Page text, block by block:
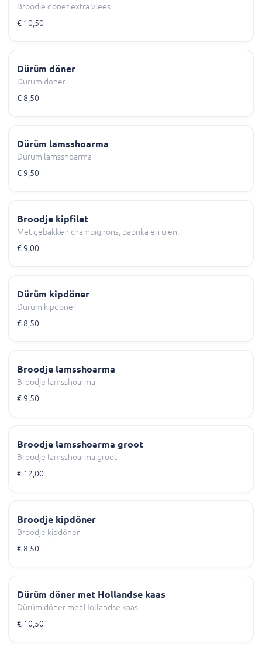
Broodje döner extra vlees
€ 10,50
Dürüm döner
Dürüm döner
€ 8,50
Dürüm lamsshoarma
Dürüm lamsshoarma
€ 9,50
Broodje kipfilet
Met gebakken champignons, paprika en uien.
€ 9,00
Dürüm kipdöner
Dürüm kipdöner
€ 8,50
Broodje lamsshoarma
Broodje lamsshoarma
€ 9,50
Broodje lamsshoarma groot
Broodje lamsshoarma groot
€ 12,00
Broodje kipdöner
Broodje kipdöner
€ 8,50
Dürüm döner met Hollandse kaas
Dürüm döner met Hollandse kaas
€ 10,50